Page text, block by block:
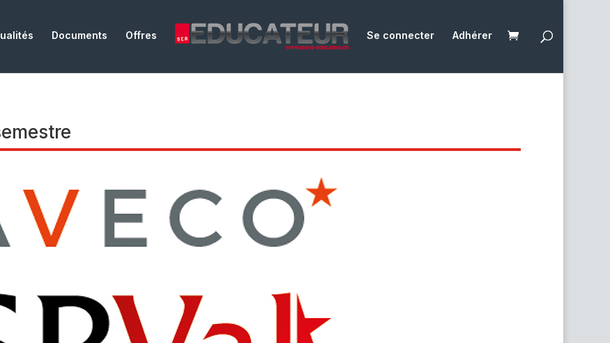
Documents Offres Se connecter Adhérer